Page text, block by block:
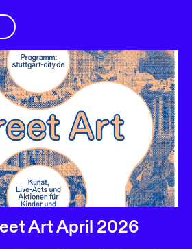
Art April 2026